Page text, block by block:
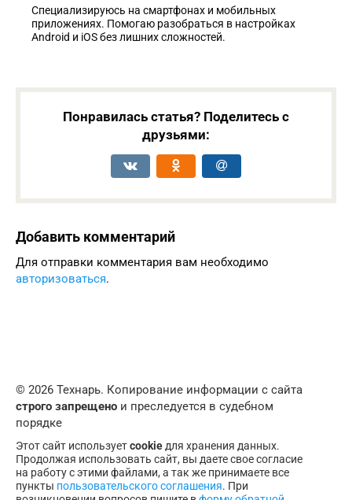
Специализируюсь на смартфонах и мобильных
приложениях. Помогаю разобраться в настройках
Android и iOS без лишних сложностей.
Понравилась статья? Поделитесь с
друзьями:
Добавить комментарий
Для отправки комментария вам необходимо
авторизоваться.
© 2026 Технарь. Копирование информации с сайта
строго запрещено и преследуется в судебном
порядке
Этот сайт используетcookieдля хранения данных.
Продолжая использовать сайт, вы даете свое согласие
на работу с этими файлами, а так же принимаете все
пункты пользовательского соглашения. При